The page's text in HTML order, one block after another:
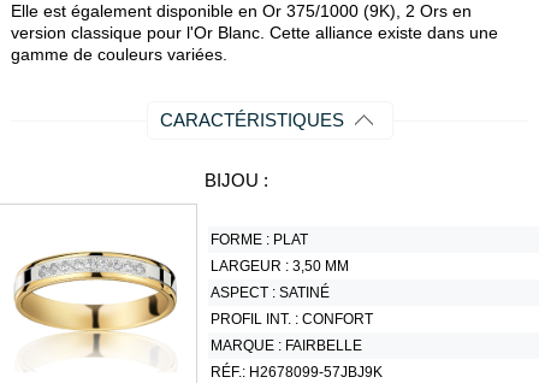
Elle est également disponible en Or 375/1000 (9K), 2 Ors en
version classique pour l'Or Blanc. Cette alliance existe dans une
gamme de couleurs variées.
CARACTÉRISTIQUES
BIJOU :
FORME : PLAT
LARGEUR :3,50 MM
ASPECT :SATINÉ
PROFIL INT. :CONFORT
MARQUE : FAIRBELLE
RÉF.: H2678099-57JBJ9K